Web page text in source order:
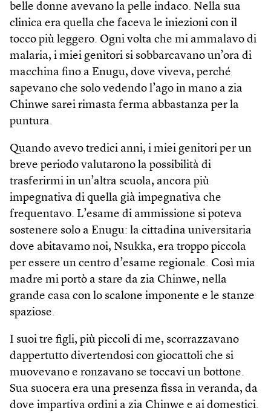
belle donne avevano la pelle indaco. Nella sua
clinica era quella che faceva le iniezioni con il
tocco più leggero. Ogni volta che mi ammalavo di
malaria, i miei genitori si sobbarcavano un’ora di
macchina fino a Enugu, dove viveva, perché
sapevano che solo vedendo l’ago in mano a zia
Chinwe sarei rimasta ferma abbastanza per la
puntura.
Quando avevo tredici anni, i miei genitori per un
breve periodo valutarono la possibilità di
trasferirmi in un’altra scuola, ancora più
impegnativa di quella già impegnativa che
frequentavo. L’esame di ammissione si poteva
sostenere solo a Enugu: la cittadina universitaria
dove abitavamo noi, Nsukka, era troppo piccola
per essere un centro d’esame regionale. Così mia
madre mi portò a stare da zia Chinwe, nella
grande casa con lo scalone imponente e le stanze
spaziose.
I suoi tre figli, più piccoli di me, scorrazzavano
dappertutto divertendosi con giocattoli che si
muovevano e ronzavano se toccavi un bottone.
Sua suocera era una presenza fissa in veranda, da
dove impartiva ordini a zia Chinwe e ai domestici.